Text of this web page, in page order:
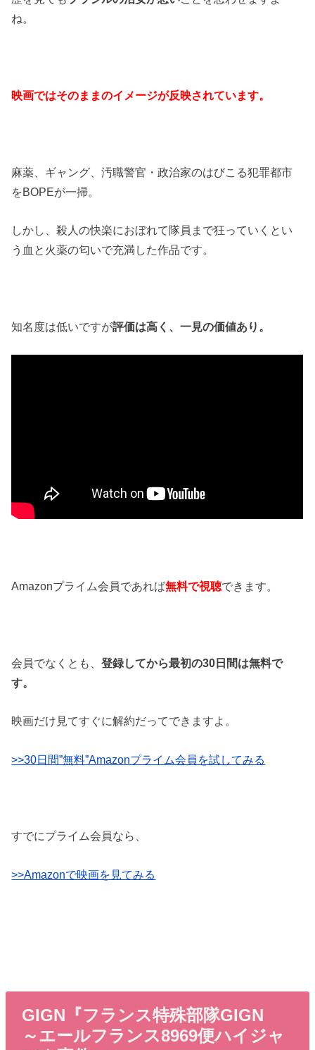
ね。
映画ではそのままのイメージが反映されています。
麻薬、ギャング、汚職警官・政治家のはびこる犯罪都市
をBOPEが一掃。
しかし、殺人の快楽におぼれて隊員まで狂っていくとい
う血と火薬の匂いで充満した作品です。
知名度は低いですが評価は高く、一見の価値あり。
Amazonプライム会員であれば無料で視聴できます。
会員でなくとも、登録してから最初の30日間は無料で
す。
映画だけ見てすぐに解約だってできますよ。
>>30日間”無料”Amazonプライム会員を試してみる
すでにプライム会員なら、
>>Amazonで映画を見てみる
GIGN『フランス特殊部隊GIGN
～エールフランス8969便ハイジャ